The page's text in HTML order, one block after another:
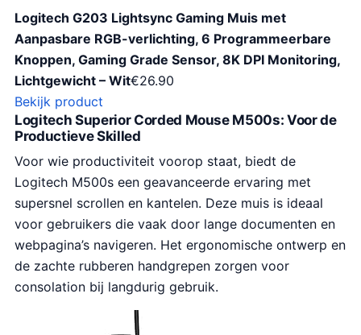
Logitech G203 Lightsync Gaming Muis met
Aanpasbare RGB-verlichting, 6 Programmeerbare
Knoppen, Gaming Grade Sensor, 8K DPI Monitoring,
Lichtgewicht – Wit€26.90
Bekijk product
Logitech Superior Corded Mouse M500s: Voor de
Productieve Skilled
Voor wie productiviteit voorop staat, biedt de
Logitech M500s een geavanceerde ervaring met
supersnel scrollen en kantelen. Deze muis is ideaal
voor gebruikers die vaak door lange documenten en
webpagina’s navigeren. Het ergonomische ontwerp en
de zachte rubberen handgrepen zorgen voor
consolation bij langdurig gebruik.